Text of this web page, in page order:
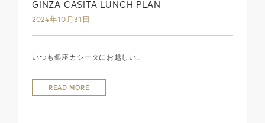
GINZA CASITA LUNCH PLAN
2024年10月31日
いつも銀座カシータにお越しい…
READ MORE